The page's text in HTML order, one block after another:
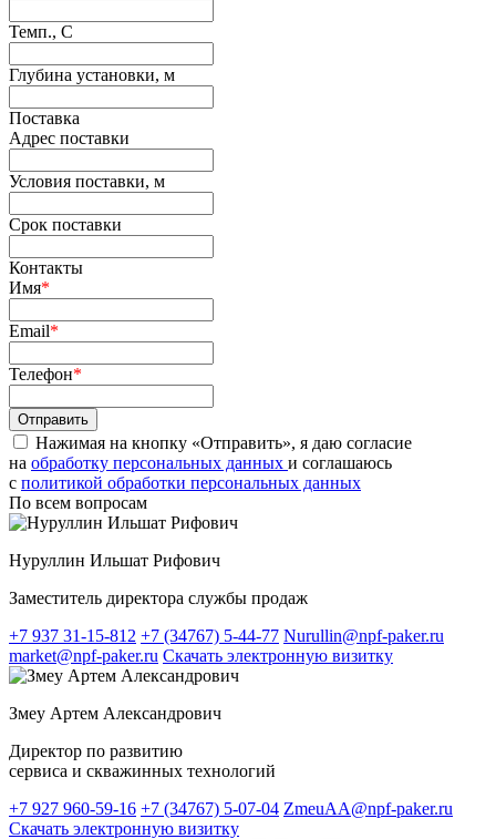
Темп., С
Глубина установки, м
Поставка
Адрес поставки
Условия поставки, м
Срок поставки
Контакты
Имя*
Email*
Телефон*
Нажимая на кнопку «Отправить», я даю согласие
на обработку персональных данных и соглашаюсь
c политикой обработки персональных данных
По всем вопросам
Нуруллин Ильшат Рифович
Заместитель директора службы продаж
+7 937 31-15-812 +7 (34767) 5-44-77 Nurullin@npf-paker.ru
market@npf-paker.ru Скачать электронную визитку
Змеу Артем Александрович
Директор по развитию
сервиса и скважинных технологий
+7 927 960-59-16 +7 (34767) 5-07-04 ZmeuAA@npf-paker.ru
Скачать электронную визитку